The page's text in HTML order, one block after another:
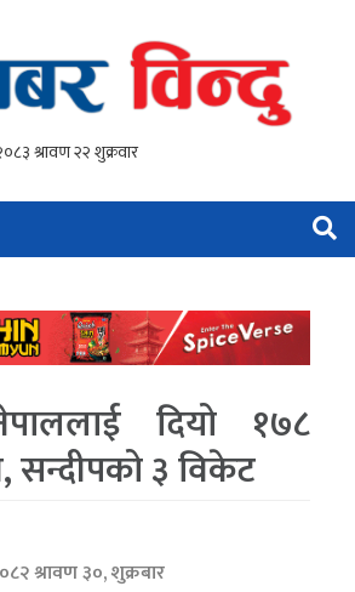
दियो १७८
सन्दीपको ३ विकेट
श्रावण ३०, शुक्रबार